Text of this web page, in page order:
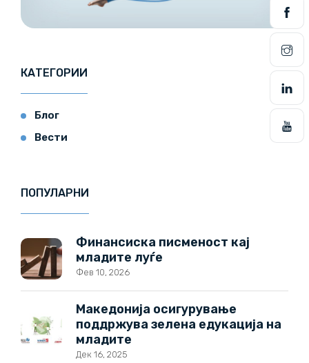
КАТЕГОРИИ
Блог
Вести
ПОПУЛАРНИ
Финансиска писменост кај
младите луѓе
Фев 10, 2026
Македонија осигурување
поддржува зелена едукација на
младите
Дек 16, 2025